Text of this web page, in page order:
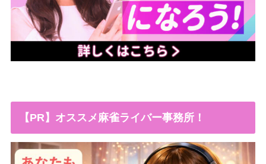
【PR】オススメ麻雀ライバー事務所！